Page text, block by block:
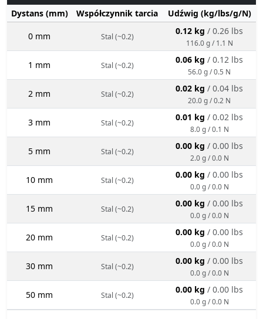
Dystans (mm)
Współczynnik tarcia Udźwig (kg/lbs/g/N)
0 mm Stal (~0.2)
0.12 kg / 0.26 lbs
116.0 g / 1.1 N
1 mm Stal (~0.2)
0.06 kg / 0.12 lbs
56.0 g / 0.5 N
2 mm Stal (~0.2)
0.02 kg / 0.04 lbs
20.0 g / 0.2 N
3 mm Stal (~0.2)
0.01 kg / 0.02 lbs
8.0 g / 0.1 N
5 mm Stal (~0.2)
0.00 kg / 0.00 lbs
2.0 g / 0.0 N
10 mm Stal (~0.2)
0.00 kg / 0.00 lbs
0.0 g / 0.0 N
15 mm Stal (~0.2)
0.00 kg / 0.00 lbs
0.0 g / 0.0 N
20 mm Stal (~0.2)
0.00 kg / 0.00 lbs
0.0 g / 0.0 N
30 mm Stal (~0.2)
0.00 kg / 0.00 lbs
0.0 g / 0.0 N
50 mm Stal (~0.2)
0.00 kg / 0.00 lbs
0.0 g / 0.0 N